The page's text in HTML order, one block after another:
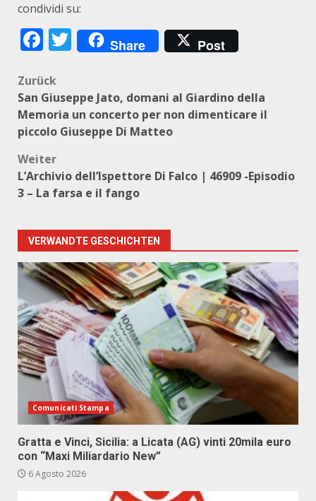
condividi su:
Facebook
Twitter
Share Post
Beitragsnavigation
Zurück
San Giuseppe Jato, domani al Giardino della
Memoria un concerto per non dimenticare il
piccolo Giuseppe Di Matteo
Weiter
L’Archivio dell’Ispettore Di Falco | 46909 -Episodio
3 – La farsa e il fango
VERWANDTE GESCHICHTEN
Comunicati Stampa
Gratta e Vinci, Sicilia: a Licata (AG) vinti 20mila euro
con “Maxi Miliardario New”
6 Agosto 2026